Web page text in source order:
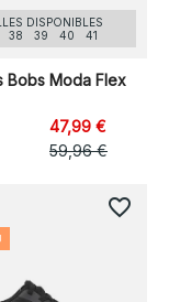
DISPONIBLES
38 39 40 41
Bobs Moda Flex
47,99 €
59,96 €
favorite_border